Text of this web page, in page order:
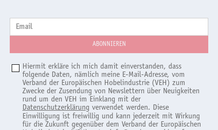
Email
Hiermit erkläre ich mich damit einverstanden, dass
folgende Daten, nämlich meine E-Mail-Adresse, vom
Verband der Europäischen Hobelindustrie (VEH) zum
Zwecke der Zusendung von Newslettern über Neuigkeiten
rund um den VEH im Einklang mit der
Datenschutzerklärung verwendet werden. Diese
Einwilligung ist freiwillig und kann jederzeit mit Wirkung
für die Zukunft gegenüber dem Verband der Europäischen